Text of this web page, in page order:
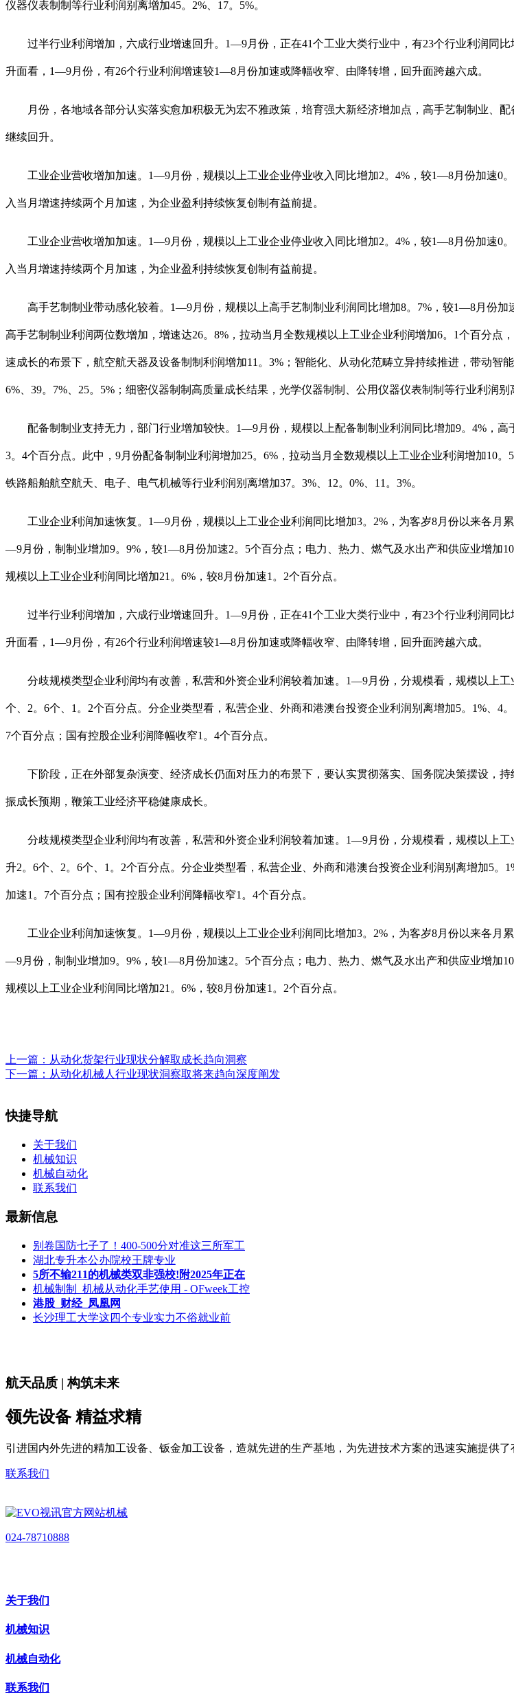
仪器仪表制制等行业利润别离增加45。2%、17。5%。
过半行业利润增加，六成行业增速回升。1—9月份，正在41个工业大类行业中，有23个行业利润同比
升面看，1—9月份，有26个行业利润增速较1—8月份加速或降幅收窄、由降转增，回升面跨越六成。
月份，各地域各部分认实落实愈加积极无为宏不雅政策，培育强大新经济增加点，高手艺制制业、
继续回升。
工业企业营收增加加速。1—9月份，规模以上工业企业停业收入同比增加2。4%，较1—8月份加速0。
入当月增速持续两个月加速，为企业盈利持续恢复创制有益前提。
工业企业营收增加加速。1—9月份，规模以上工业企业停业收入同比增加2。4%，较1—8月份加速0。
入当月增速持续两个月加速，为企业盈利持续恢复创制有益前提。
高手艺制制业带动感化较着。1—9月份，规模以上高手艺制制业利润同比增加8。7%，较1—8月份加
高手艺制制业利润两位数增加，增速达26。8%，拉动当月全数规模以上工业企业利润增加6。1个百分
速成长的布景下，航空航天器及设备制制利润增加11。3%；智能化、从动化范畴立异持续推进，带动智
6%、39。7%、25。5%；细密仪器制制高质量成长结果，光学仪器制制、公用仪器仪表制制等行业利润别
配备制制业支持无力，部门行业增加较快。1—9月份，规模以上配备制制业利润同比增加9。4%，高
3。4个百分点。此中，9月份配备制制业利润增加25。6%，拉动当月全数规模以上工业企业利润增加10
铁路船舶航空航天、电子、电气机械等行业利润别离增加37。3%、12。0%、11。3%。
工业企业利润加速恢复。1—9月份，规模以上工业企业利润同比增加3。2%，为客岁8月份以来各月
—9月份，制制业增加9。9%，较1—8月份加速2。5个百分点；电力、热力、燃气及水出产和供应业增加
规模以上工业企业利润同比增加21。6%，较8月份加速1。2个百分点。
过半行业利润增加，六成行业增速回升。1—9月份，正在41个工业大类行业中，有23个行业利润同比
升面看，1—9月份，有26个行业利润增速较1—8月份加速或降幅收窄、由降转增，回升面跨越六成。
分歧规模类型企业利润均有改善，私营和外资企业利润较着加速。1—9月份，分规模看，规模以上工
个、2。6个、1。2个百分点。分企业类型看，私营企业、外商和港澳台投资企业利润别离增加5。1%、4
7个百分点；国有控股企业利润降幅收窄1。4个百分点。
下阶段，正在外部复杂演变、经济成长仍面对压力的布景下，要认实贯彻落实、国务院决策摆设，
振成长预期，鞭策工业经济平稳健康成长。
分歧规模类型企业利润均有改善，私营和外资企业利润较着加速。1—9月份，分规模看，规模以上工
升2。6个、2。6个、1。2个百分点。分企业类型看，私营企业、外商和港澳台投资企业利润别离增加5。
加速1。7个百分点；国有控股企业利润降幅收窄1。4个百分点。
工业企业利润加速恢复。1—9月份，规模以上工业企业利润同比增加3。2%，为客岁8月份以来各月
—9月份，制制业增加9。9%，较1—8月份加速2。5个百分点；电力、热力、燃气及水出产和供应业增加
规模以上工业企业利润同比增加21。6%，较8月份加速1。2个百分点。
上一篇： 从动化货架行业现状分解取成长趋向洞察
下一篇： 从动化机械人行业现状洞察取将来趋向深度阐发
快捷导航
关于我们
机械知识
机械自动化
联系我们
最新信息
别卷国防七子了！400-500分对准这三所军工
湖北专升本公办院校王牌专业
5所不输211的机械类双非强校!附2025年正在
机械制制_机械从动化手艺使用 - OFweek工控
港股_财经_凤凰网
长沙理工大学这四个专业实力不俗就业前
航天品质 | 构筑未来
领先设备 精益求精
引进国内外先进的精加工设备、钣金加工设备，造就先进的生产基地，为先进技术方案的迅速实施提供了
联系我们
024-78710888
关于我们
机械知识
机械自动化
联系我们